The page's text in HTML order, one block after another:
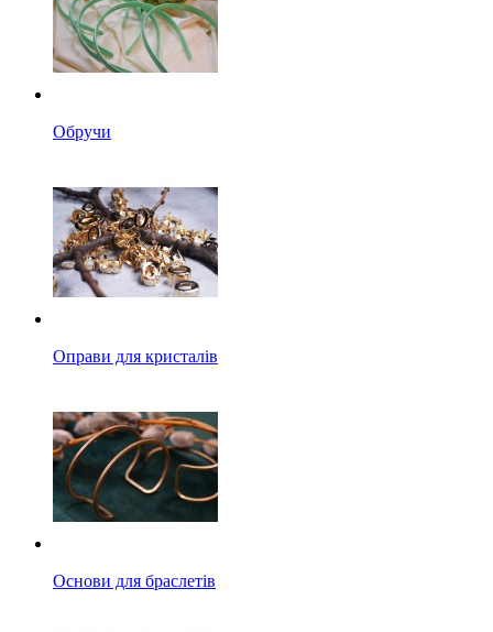
Обручи
Оправи для кристалів
Основи для браслетів